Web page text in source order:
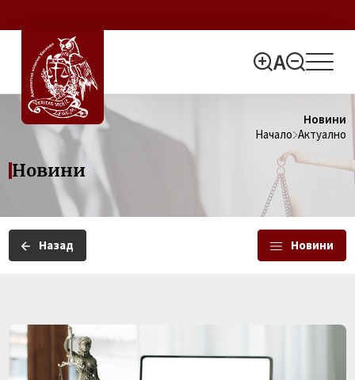
Новини
Начало Актуално
Новини
Назад Новини